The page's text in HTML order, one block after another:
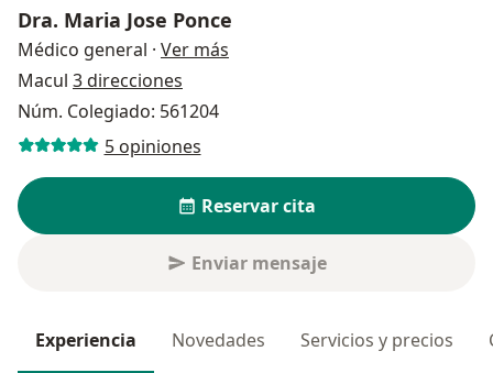
Dra. Maria Jose Ponce
Médico general · Ver más
Macul 3 direcciones
Núm. Colegiado: 561204
5 opiniones
Reservar cita
Enviar mensaje
Experiencia Novedades Servicios y precios